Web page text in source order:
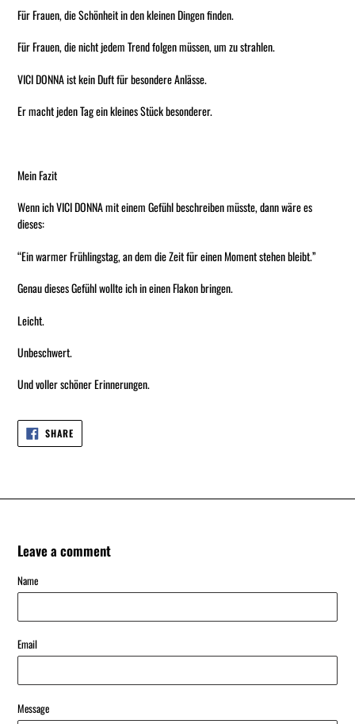
Für Frauen, die Schönheit in den kleinen Dingen finden.
Für Frauen, die nicht jedem Trend folgen müssen, um zu strahlen.
VICI DONNA ist kein Duft für besondere Anlässe.
Er macht jeden Tag ein kleines Stück besonderer.
Mein Fazit
Wenn ich VICI DONNA mit einem Gefühl beschreiben müsste, dann wäre es
dieses:
“Ein warmer Frühlingstag, an dem die Zeit für einen Moment stehen bleibt.”
Genau dieses Gefühl wollte ich in einen Flakon bringen.
Leicht.
Unbeschwert.
Und voller schöner Erinnerungen.
SHARESHARE
ON
FACEBOOK
Leave a comment
Name
Email
Message